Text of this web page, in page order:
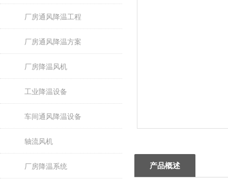
厂房通风降温工程
厂房通风降温方案
厂房降温风机
工业降温设备
车间通风降温设备
轴流风机
厂房降温系统 产品概述